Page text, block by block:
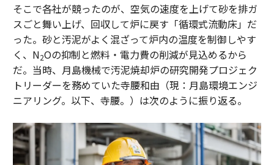
そこで各社が競ったのが、空気の速度を上げて砂を排ガ
スごと舞い上げ、回収して炉に戻す「循環式流動床」だ
った。砂と汚泥がよく混ざって炉内の温度を制御しやす
く、N2Oの抑制と燃料・電力費の削減が見込めるから
だ。当時、月島機械で汚泥焼却炉の研究開発プロジェク
トリーダーを務めていた寺腰和由（現：月島環境エンジ
ニアリング。以下、寺腰。）は次のように振り返る。